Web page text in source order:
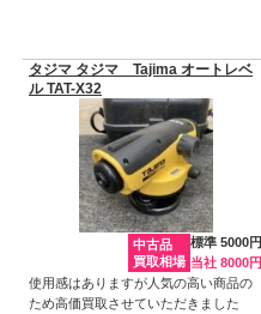
タジマ タジマ Tajima オートレベ
ル TAT-X32
中古品
買取相場
標準 5000円
当社 8000円
使用感はありますが人気の高い商品の
ため高価買取させていただきました